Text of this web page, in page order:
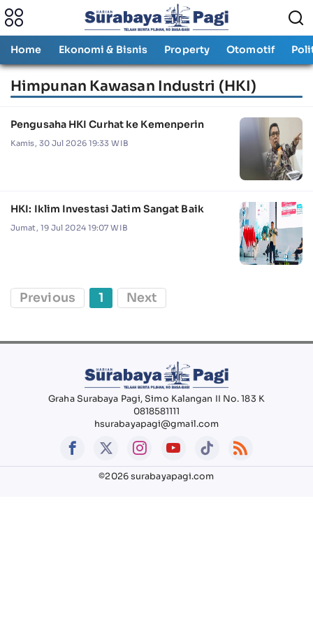
Home Ekonomi & Bisnis Property Otomotif
Himpunan Kawasan Industri (HKI)
Pengusaha HKI Curhat ke Kemenperin
Kamis, 30 Jul 2026 19:33 WIB
HKI: Iklim Investasi Jatim Sangat Baik
Jumat, 19 Jul 2024 19:07 WIB
Previous 1 Next
Graha Surabaya Pagi, Simo Kalangan II No. 183 K
0818581111
hsurabayapagi@gmail.com
©2026 surabayapagi.com